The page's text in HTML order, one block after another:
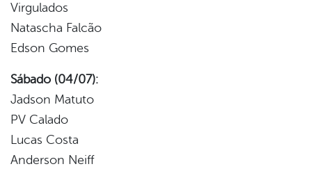
Virgulados
Natascha Falcão
Edson Gomes
Sábado (04/07):
Jadson Matuto
PV Calado
Lucas Costa
Anderson Neiff